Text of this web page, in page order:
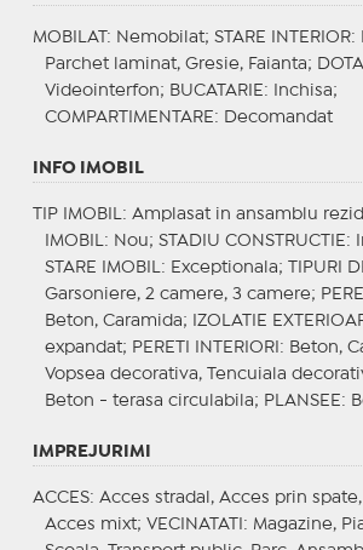
MOBILAT : Nemobilat; STARE INTERIOR:
Parchet laminat, Gresie, Faianta;
Videointerfon; BUCATARIE : Inchisa;
COMPARTIMENTARE : Decomandat
INFO IMOBIL
TIP IMOBIL : Amplasat in ansamblu
IMOBIL : Nou; STADIU CONSTRUCTIE :
STARE IMOBIL : Exceptionala; TIPURI
Garsoniere, 2 camere, 3 camere;
Beton, Caramida;
IZOLATIE
expandat; PERETI INTERIORI : Beton,
Vopsea decorativa, Tencuiala
Beton - terasa circulabila; PLANSEE :
IMPREJURIMI
ACCES: Acces stradal, Acces prin
Acces mixt; VECINATATI : Magazine,